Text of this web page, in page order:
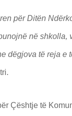
për Ditën
në
dëgjova të reja e
Çështje të